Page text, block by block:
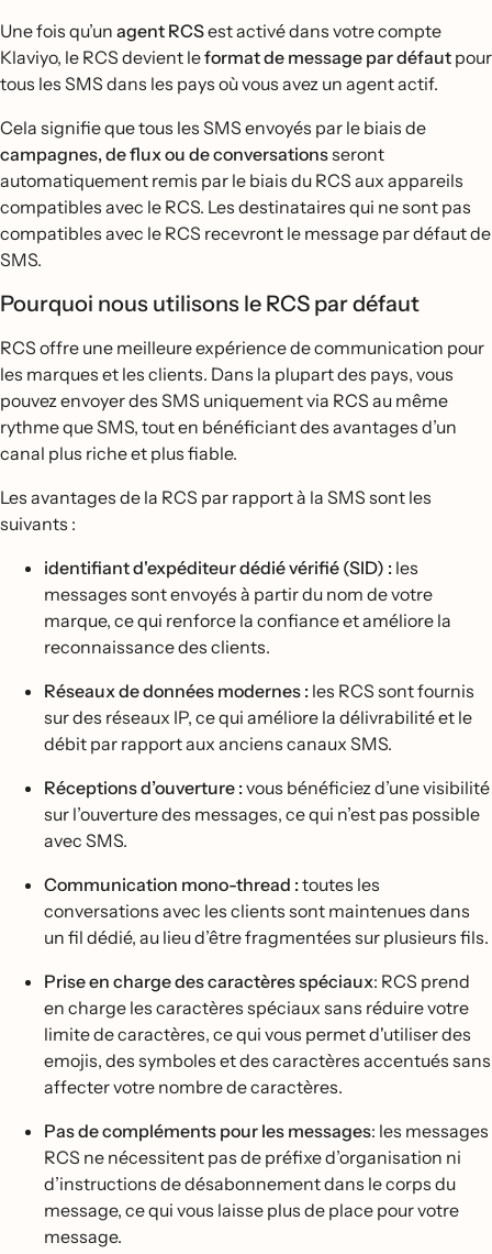
Une fois qu’un agent RCSest activé dans votre compte
Klaviyo, le RCS devient leformat de message par défaut pour
tous les SMS dans les pays où vous avez un agent actif.
Cela signifie que tous les SMS envoyés par le biais de
campagnes, de flux ou de conversationsseront
automatiquement remis par le biais du RCS aux appareils
compatibles avec le RCS. Les destinataires qui ne sont pas
compatibles avec le RCS recevront le message par défaut de
SMS.
Pourquoi nous utilisons le RCS par défaut
RCS offre une meilleure expérience de communication pour
les marques et les clients. Dans la plupart des pays, vous
pouvez envoyer des SMS uniquement via RCS au même
rythme que SMS, tout en bénéficiant des avantages d’un
canal plus riche et plus fiable.
Les avantages de la RCS par rapport à la SMS sont les
suivants :
identifiant d'expéditeur dédié vérifié (SID) : les
messages sont envoyés à partir du nom de votre
marque, ce qui renforce la confiance et améliore la
reconnaissance des clients.
Réseaux de données modernes : les RCS sont fournis
sur des réseaux IP, ce qui améliore la délivrabilité et le
débit par rapport aux anciens canaux SMS.
Réceptions d’ouverture :vous bénéficiez d’une visibilité
sur l’ouverture des messages, ce qui n’est pas possible
avec SMS.
Communication mono-thread :toutes les
conversations avec les clients sont maintenues dans
un fil dédié, au lieu d’être fragmentées sur plusieurs fils.
Prise en charge des caractères spéciaux: RCS prend
en charge les caractères spéciaux sans réduire votre
limite de caractères, ce qui vous permet d'utiliser des
emojis, des symboles et des caractères accentués sans
affecter votre nombre de caractères.
Pas de compléments pour les messages: les messages
RCS ne nécessitent pas de préfixe d’organisation ni
d’instructions de désabonnement dans le corps du
message, ce qui vous laisse plus de place pour votre
message.